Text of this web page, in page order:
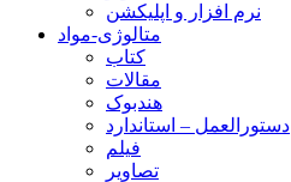
نرم افزار و اپلیکشن
متالوژی-مواد
کتاب
مقالات
هندبوک
دستورالعمل – استاندارد
فیلم
تصاویر